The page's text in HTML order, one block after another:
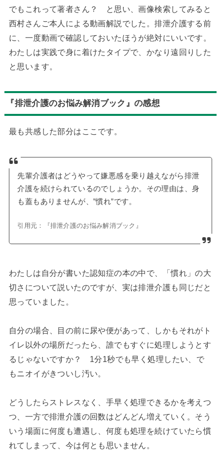
でもこれって著者さん？ と思い、画像検索してみると
西村さんご本人による動画解説でした。排泄介護する前
に、一度動画で確認しておいたほうが絶対にいいです。
わたしは実践で身に着けたタイプで、かなり遠回りした
と思います。
『排泄介護のお悩み解消ブック』の感想
最も共感した部分はここです。
先輩介護者はどうやって嫌悪感を乗り越えながら排泄
介護を続けられているのでしょうか。その理由は、身
も蓋もありませんが、”慣れ”です。
引用元：『排泄介護のお悩み解消ブック』
わたしは自分が書いた認知症の本の中で、「慣れ」の大
切さについて説いたのですが、実は排泄介護も同じだと
思っていました。
自分の場合、目の前に尿や便があって、しかもそれがト
イレ以外の場所だったら、誰でもすぐに処理しようとす
るじゃないですか？ 1分1秒でも早く処理したい、で
もニオイがきついし汚い。
どうしたらストレスなく、手早く処理できるかを考えつ
つ、一方で排泄介護の回数はどんどん増えていく。そう
いう場面に何度も遭遇し、何度も処理を続けていたら慣
れてしまって、今は何とも思いません。